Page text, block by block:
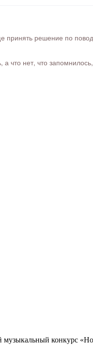
решение по
нет, что
конкурс